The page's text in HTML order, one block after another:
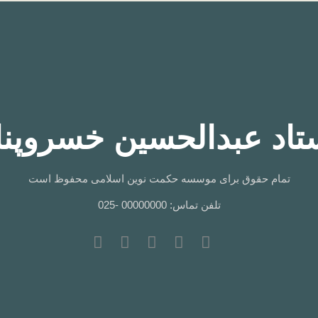
عبدالحسین
تمام حقوق برای موسسه حکمت نوین اسلامی محفوظ است
تلفن تماس: 00000000 -025